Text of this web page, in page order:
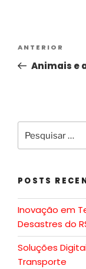
ANTERIOR
Animais e
POSTS
Inovação em
Desastres do
Soluções
Transporte